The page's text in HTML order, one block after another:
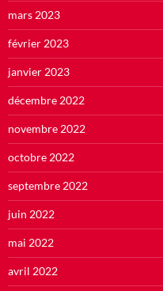
mars 2023
février 2023
janvier 2023
décembre 2022
novembre 2022
octobre 2022
septembre 2022
juin 2022
mai 2022
avril 2022